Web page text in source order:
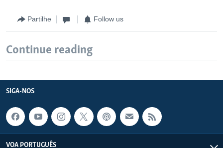
Partilhe Follow us
Continue reading
SIGA-NOS
VOA PORTUGUÊS